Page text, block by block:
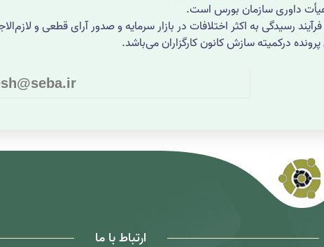
داوری سازمان بورس است.
فرآیند رسیدگی به اکثر اختلافات در بازار سرمایه و صدور آرای قطعی و
درکمیته سازش کانون کارگزاران می‌باشد.
ارتباط با ما